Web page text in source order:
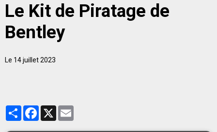
Le Kit de Piratage de
Bentley
Le 14 juillet 2023
PartagerFacebook
X